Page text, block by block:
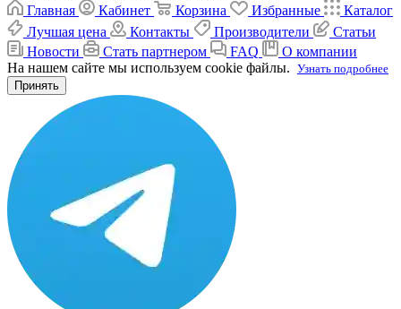
Главная
Кабинет Корзина Избранные
Каталог
Лучшая цена
Контакты Производители
Статьи
Новости
Стать партнером FAQ
О компании
На нашем сайте мы используем cookie файлы. Узнать подробнее
Принять